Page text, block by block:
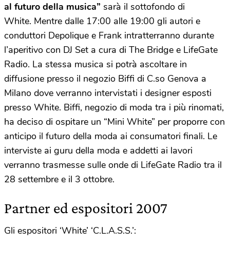
al futuro della musica” sarà il sottofondo di
White. Mentre dalle 17:00 alle 19:00 gli autori e
conduttori Depolique e Frank intratterranno durante
l’aperitivo con DJ Set a cura di The Bridge e LifeGate
Radio. La stessa musica si potrà ascoltare in
diffusione presso il negozio Biffi di C.so Genova a
Milano dove verranno intervistati i designer esposti
presso White. Biffi, negozio di moda tra i più rinomati,
ha deciso di ospitare un “Mini White” per proporre con
anticipo il futuro della moda ai consumatori finali. Le
interviste ai guru della moda e addetti ai lavori
verranno trasmesse sulle onde di LifeGate Radio tra il
28 settembre e il 3 ottobre.
Partner ed espositori 2007
Gli espositori ‘White’ ‘C.L.A.S.S.’: